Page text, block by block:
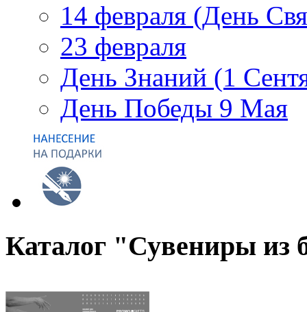
14 февраля (День
23 февраля
День Знаний (1
День Победы 9 Мая
Каталог "Сувениры из